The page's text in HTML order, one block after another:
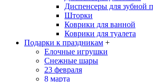
Диспенсеры для зубной
Шторки
Коврики для ванной
Коврики для туалета
Подарки к праздникам +
Елочные игрушки
Снежные шары
23 февраля
8 марта